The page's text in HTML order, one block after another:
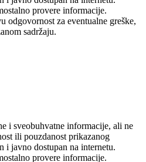
provere informacije.
odgovornost za eventualne greške,
sadržaju.
i sveobuhvatne informacije, ali ne
ili pouzdanost prikazanog
i javno dostupan na internetu.
provere informacije.